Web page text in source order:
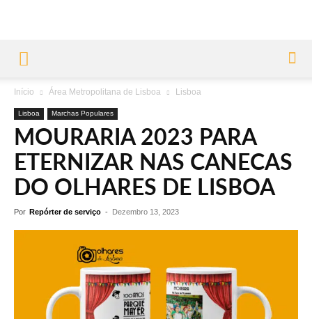
Início Área Metropolitana de Lisboa Lisboa
Lisboa Marchas Populares
MOURARIA 2023 PARA
ETERNIZAR NAS CANECAS
DO OLHARES DE LISBOA
Por Repórter de serviço - Dezembro 13, 2023